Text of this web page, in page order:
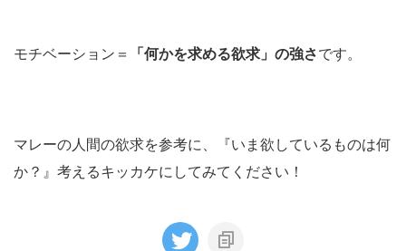
モチベーション＝ 「何かを求める欲求」の強さです。
マレーの人間の欲求を参考に、『いま欲しているものは何
か？』考えるキッカケにしてみてください！